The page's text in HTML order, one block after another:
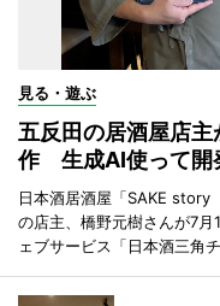
見る・遊ぶ
五反田の居酒屋店
作 生成AI使って開
日本酒居酒屋「SAKE story
の店主、橋野元樹さんが7
ェブサービス「日本酒三角